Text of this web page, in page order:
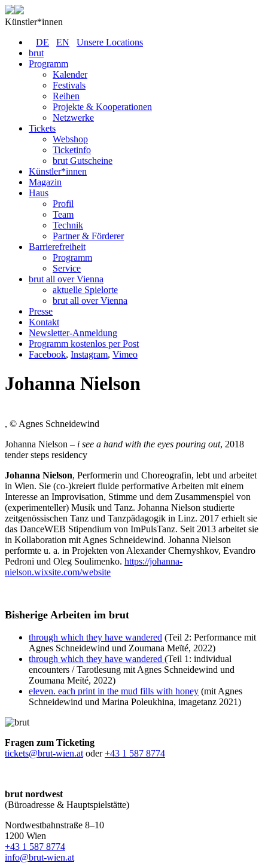
Künstler*innen
DE
EN
Unsere Locations
brut
Programm
Kalender
Festivals
Reihen
Projekte & Kooperationen
Netzwerke
Tickets
Webshop
Ticketinfo
brut Gutscheine
Künstler*innen
Magazin
Haus
Profil
Team
Technik
Partner & Förderer
Barrierefreiheit
Programm
Service
brut all over Vienna
aktuelle Spielorte
brut all over Vienna
Presse
Kontakt
Newsletter-Anmeldung
Programm kostenlos per Post
Facebook, Instagram, Vimeo
Johanna Nielson
, © Agnes Schneidewind
Johanna Nielson – i see a hand with the eyes pouring out, 2018
tender steps residency
Johanna Nielson, Performerin und Choreografin, lebt und arbeitet
in Wien. Sie (co-)kreiert fluide performative Arbeiten mit einem
Interesse an Improvisation, Stimme und dem Zusammenspiel von
(experimenteller) Musik und Tanz. Johanna Nielson studierte
zeitgenössischen Tanz und Tanzpädagogik in Linz. 2017 erhielt sie
das DanceWEB Stipendium von ImPulsTanz. Seit 2013 arbeitet sie
in Kollaboration mit Agnes Schneidewind. Johanna Nielson
performte u. a. in Projekten von Alexander Chernyshkov, Evandro
Pedroni und Oleg Soulimenko. https://johanna-
nielson.wixsite.com/website
Bisherige Arbeiten im brut
through which they have wandered (Teil 2: Performance mit
Agnes Schneidewind und Zoumana Meїté, 2022)
through which they have wandered (Teil 1: individual
encounters / Tarotlesung mit Agnes Schneidewind und
Zoumana Meїté, 2022)
eleven. each print in the mud fills with honey (mit Agnes
Schneidewind und Marina Poleukhina, imagetanz 2021)
Fragen zum Ticketing
tickets@brut-wien.at oder+43 1 587 8774
brut nordwest
(Büroadresse & Hauptspielstätte)
Nordwestbahnstraße 8–10
1200 Wien
+43 1 587 8774
info@brut-wien.at